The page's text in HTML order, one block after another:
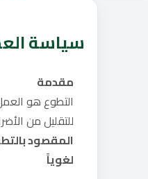
سياسة
مقدمة
التطوع هو
للتقليل من
المقصود
لغوياً